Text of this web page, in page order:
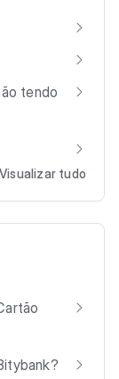
tendo
Visualizar tudo